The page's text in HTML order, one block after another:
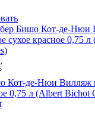
Кот-де-Нюи Вилляж
0,75 л (Albert Bichot